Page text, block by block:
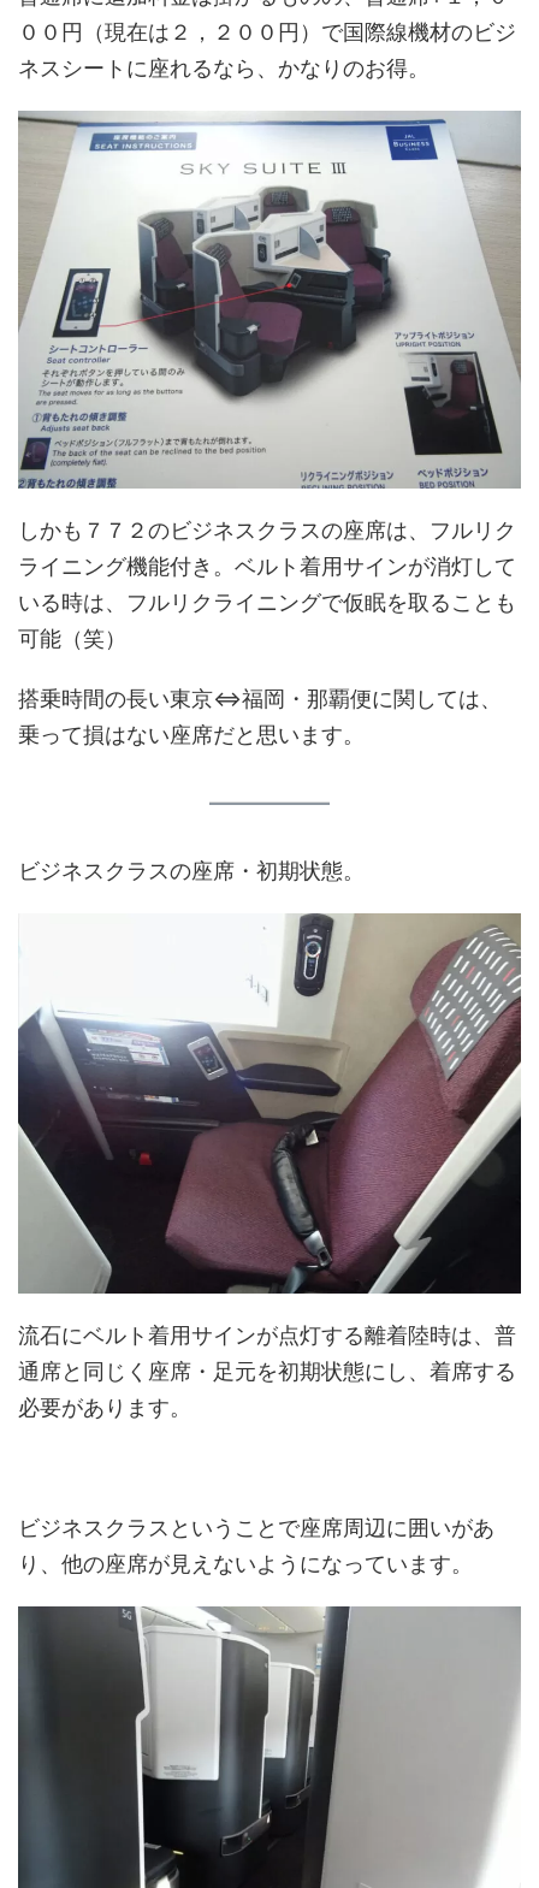
００円（現在は２，２００円）で国際線機材のビジ
ネスシートに座れるなら、かなりのお得。
しかも７７２のビジネスクラスの座席は、フルリク
ライニング機能付き。ベルト着用サインが消灯して
いる時は、フルリクライニングで仮眠を取ることも
可能（笑）
搭乗時間の長い東京⇔福岡・那覇便に関しては、
乗って損はない座席だと思います。
ビジネスクラスの座席・初期状態。
流石にベルト着用サインが点灯する離着陸時は、普
通席と同じく座席・足元を初期状態にし、着席する
必要があります。
ビジネスクラスということで座席周辺に囲いがあ
り、他の座席が見えないようになっています。